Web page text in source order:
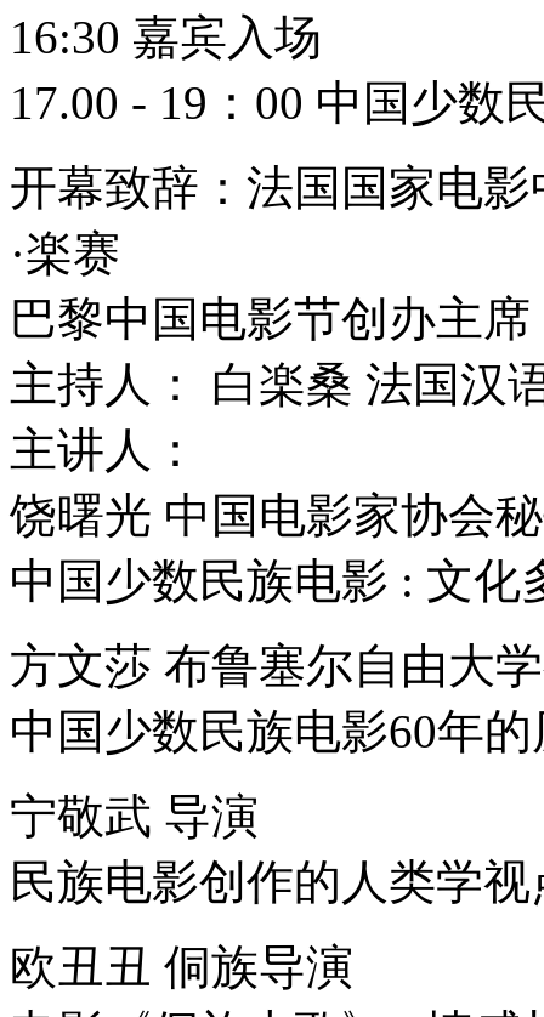
16:30 嘉宾入场
17.00 - 19：00 中国少数
开幕致辞：法国国家电
·楽赛
巴黎中国电影节创办主
主持人： 白楽桑 法国汉
主讲人：
饶曙光 中国电影家协会
中国少数民族电影 : 文化
方文莎 布鲁塞尔自由大
中国少数民族电影60年
宁敬武 导演
民族电影创作的人类学
欧丑丑 侗族导演